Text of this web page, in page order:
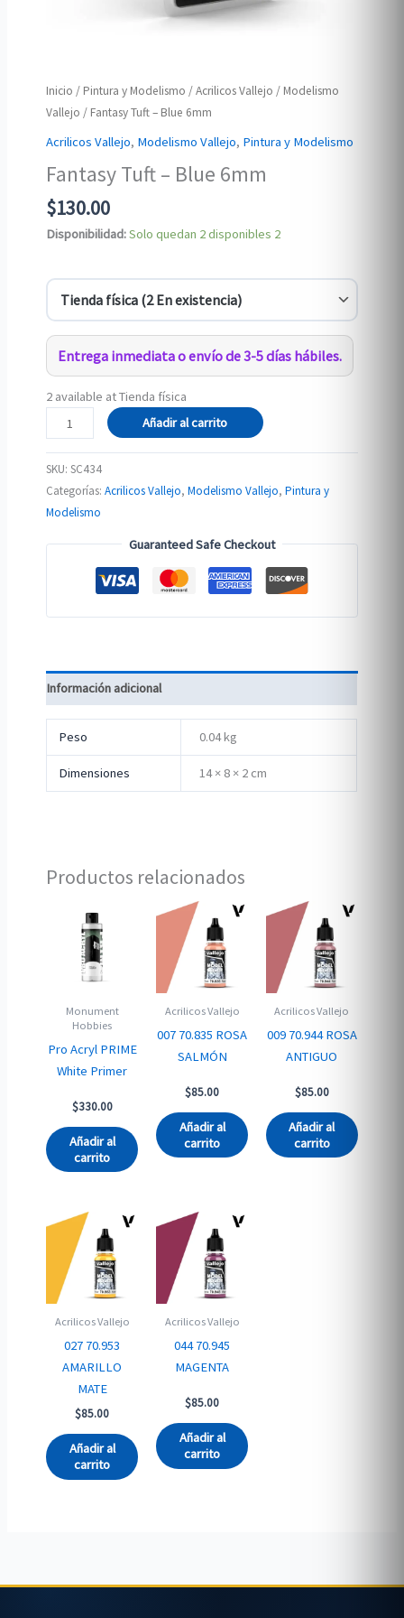
Inicio / Pintura y Modelismo /Acrilicos Vallejo / Modelismo
Vallejo / Fantasy Tuft – Blue 6mm
Acrilicos Vallejo, Modelismo Vallejo, Pintura y Modelismo
Fantasy Tuft – Blue 6mm
$130.00
Disponibilidad:Solo quedan 2 disponibles 2
Entrega inmediata o envío de 3-5 días hábiles.
2 available at Tienda física
Fantasy
Tuft
6mm
Añadir al carrito
SKU:SC434
Categorías:Acrilicos Vallejo,Modelismo Vallejo,Pintura y
Modelismo
Guaranteed Safe Checkout
Información adicional
Peso 0.04 kg
Dimensiones 14 × 8 × 2 cm
Productos relacionados
Monument
Hobbies
Pro Acryl PRIME
White Primer
$330.00
Añadir al
carrito
Acrilicos Vallejo
007 70.835 ROSA
SALMÓN
$85.00
Añadir al
carrito
Acrilicos Vallejo
009 70.944 ROSA
ANTIGUO
$85.00
Añadir al
carrito
Acrilicos Vallejo
027 70.953
AMARILLO
MATE
$85.00
Añadir al
carrito
Acrilicos Vallejo
044 70.945
MAGENTA
$85.00
Añadir al
carrito